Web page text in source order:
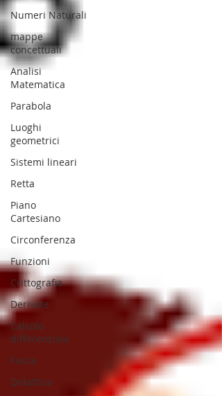
Numeri Naturali
mappe
concettuali
Analisi
Matematica
Parabola
Luoghi
geometrici
Sistemi lineari
Retta
Piano
Cartesiano
Circonferenza
Funzioni
Crittografia
Derivate
Calcolo
differenziale
Fisica
Didattica